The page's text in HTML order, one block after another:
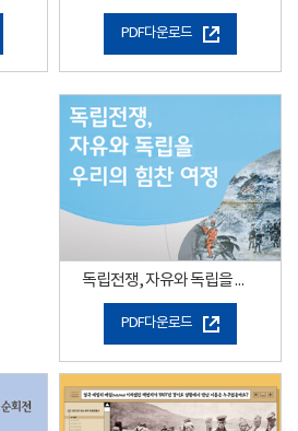
PDF다운로드
독립전쟁, 자유와 독립을 향한 우리의 힘찬 여정"
PDF다운로드